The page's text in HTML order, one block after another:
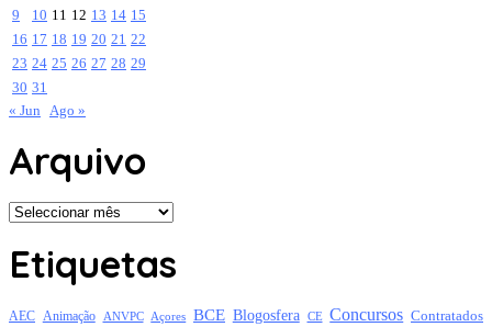
9
10 11 12 13 14 15
16 17 18 19 20 21 22
23 24 25 26 27 28 29
30 31
« Jun
Ago »
Arquivo
Arquivo
Etiquetas
AEC Animação ANVPC Açores BCE Blogosfera CE Concursos Contratados